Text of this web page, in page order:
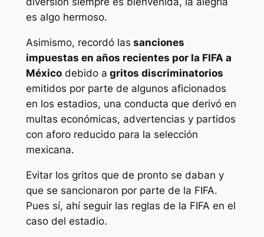
es algo hermoso.
Asimismo, recordó las sanciones
impuestas en años recientes por la FIFA a
Méxicodebido a gritos discriminatorios
emitidos por parte de algunos aficionados
en los estadios, una conducta que derivó en
multas económicas, advertencias y partidos
con aforo reducido para la selección
mexicana.
Evitar los gritos que de pronto se daban y
que se sancionaron por parte de la FIFA.
Pues sí, ahí seguir las reglas de la FIFA en el
caso del estadio.